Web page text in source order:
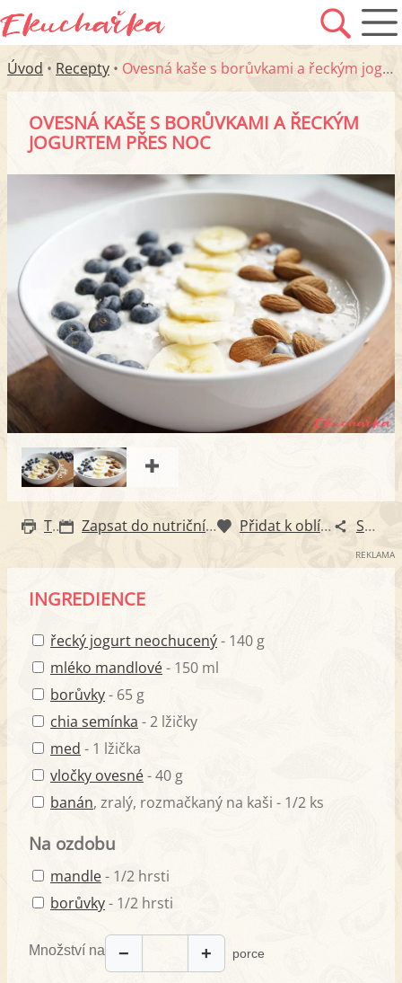
Úvod • Recepty • Ovesná kaše s borůvkami a řeckým jogurtem přes noc
OVESNÁ KAŠE S BORŮVKAMI A ŘECKÝM
JOGURTEM PŘES NOC
Tisk Zapsat do nutričního diáře Přidat k oblíbeným Sdílet
REKLAMA
INGREDIENCE
řecký jogurt neochucený- 140 g
mléko mandlové- 150 ml
borůvky- 65 g
chia semínka - 2 lžičky
med - 1 lžička
vločky ovesné- 40 g
banán, zralý, rozmačkaný na kaši - 1/2 ks
Na ozdobu
mandle- 1/2 hrsti
borůvky- 1/2 hrsti
Množství na − + porce